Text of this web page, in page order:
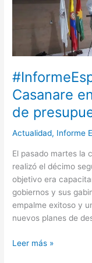
Casanare
de
Actualidad, Informe
El pasado martes la
realizó el décimo
objetivo era
gobiernos y sus
empalme exitoso y
nuevos planes de
en
de
Leer más »